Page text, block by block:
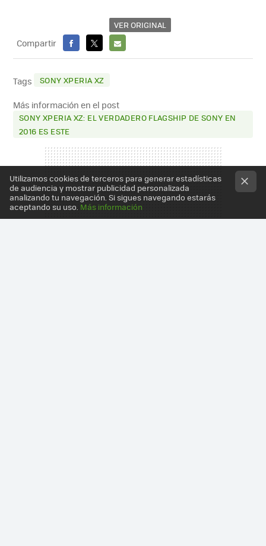
VER ORIGINAL
Compartir
FACEBOOK
X
E-
Tags SONY XPERIA XZ
Más información en el post
SONY XPERIA XZ: EL VERDADERO FLAGSHIP DE SONY EN
2016 ES ESTE
Utilizamos cookies de terceros para generar estadísticas
de audiencia y mostrar publicidad personalizada
analizando tu navegación. Si sigues navegando estarás
aceptando su uso. Más información